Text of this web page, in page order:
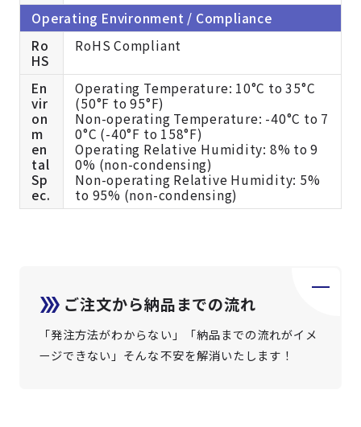
Operating Environment / Compliance
Ro
HS
RoHS Compliant
En
vir
on
m
en
tal
Sp
ec.
Operating Temperature: 10°C to 35°C
(50°F to 95°F)
Non-operating Temperature: -40°C to 7
0°C (-40°F to 158°F)
Operating Relative Humidity: 8% to 9
0% (non-condensing)
Non-operating Relative Humidity: 5%
to 95% (non-condensing)
ご注文から納品までの流れ
「発注方法がわからない」「納品までの流れがイメ
ージできない」そんな不安を解消いたします！